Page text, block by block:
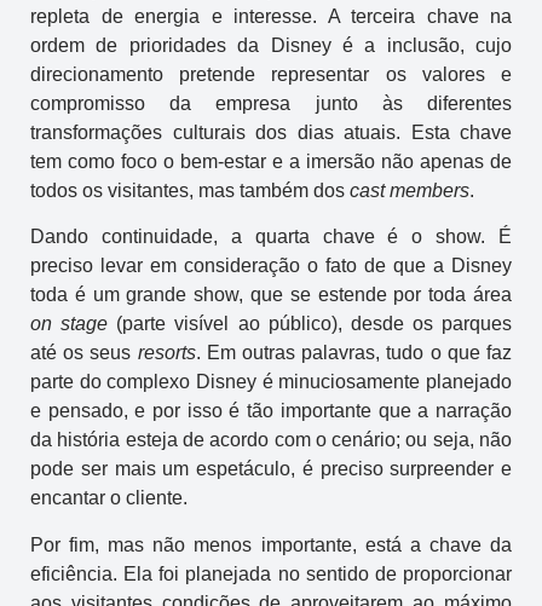
repleta de energia e interesse. A terceira chave na
ordem de prioridades da Disney é a inclusão, cujo
direcionamento pretende representar os valores e
compromisso da empresa junto às diferentes
transformações culturais dos dias atuais. Esta chave
tem como foco o bem-estar e a imersão não apenas de
todos os visitantes, mas também dos cast members.
Dando continuidade, a quarta chave é o show. É
preciso levar em consideração o fato de que a Disney
toda é um grande show, que se estende por toda área
on stage (parte visível ao público), desde os parques
até os seus resorts. Em outras palavras, tudo o que faz
parte do complexo Disney é minuciosamente planejado
e pensado, e por isso é tão importante que a narração
da história esteja de acordo com o cenário; ou seja, não
pode ser mais um espetáculo, é preciso surpreender e
encantar o cliente.
Por fim, mas não menos importante, está a chave da
eficiência. Ela foi planejada no sentido de proporcionar